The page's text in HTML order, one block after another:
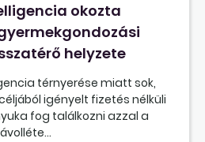
okozta
helyzete
térnyerése miatt sok,
igényelt fizetés nélküli
fog találkozni azzal a